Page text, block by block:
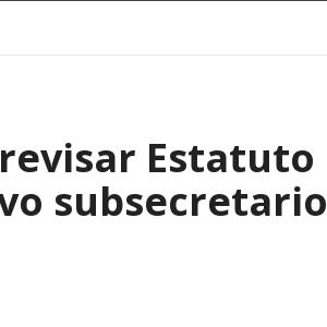
Estatuto
subsecretario